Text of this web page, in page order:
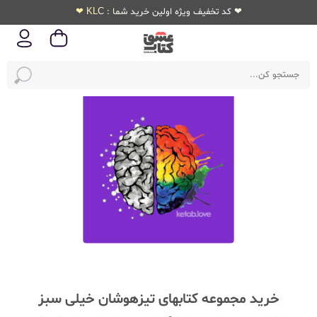
❤ کد تخفیف ویژه اولین خرید شما : KLC ❤
خرید مجموعه کتابهای تیزهوشان خیلی سبز